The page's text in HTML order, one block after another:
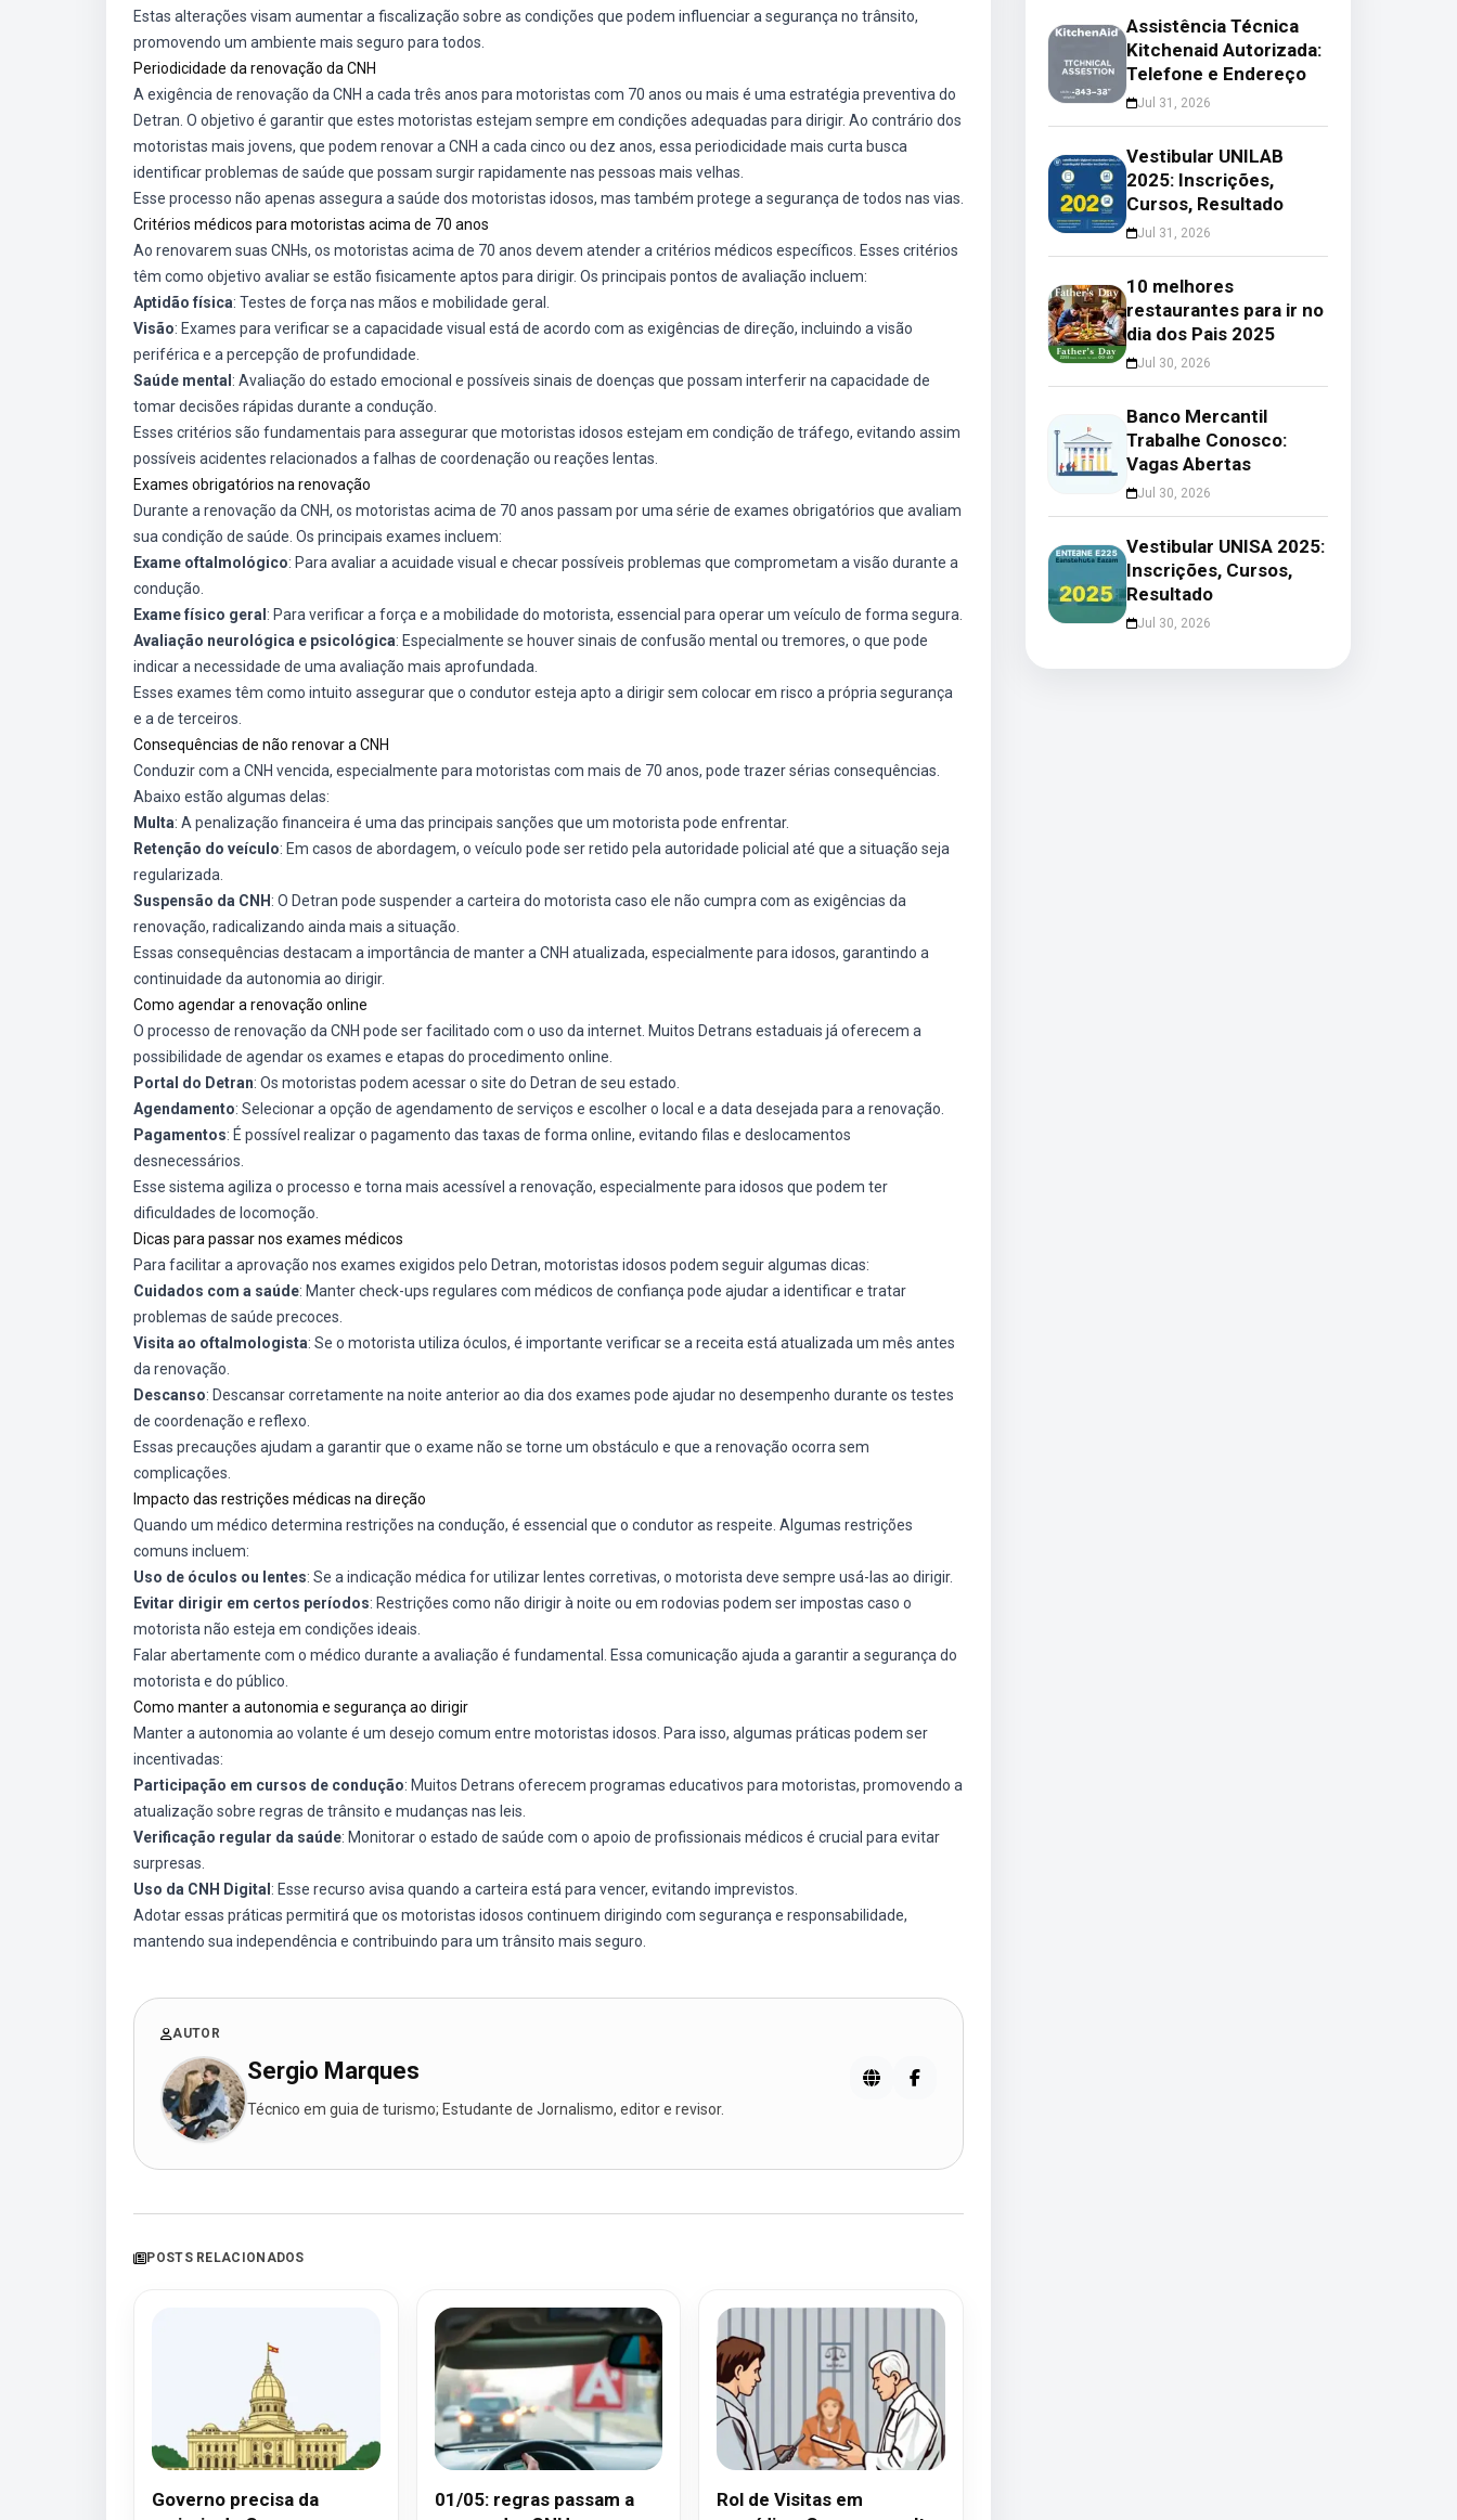
Estas alterações visam aumentar a fiscalização sobre as condições que podem influenciar a segurança no trânsito,
promovendo um ambiente mais seguro para todos.
Periodicidade da renovação da CNH
A exigência de renovação da CNH a cada três anos para motoristas com 70 anos ou mais é uma estratégia preventiva do
Detran. O objetivo é garantir que estes motoristas estejam sempre em condições adequadas para dirigir. Ao contrário dos
motoristas mais jovens, que podem renovar a CNH a cada cinco ou dez anos, essa periodicidade mais curta busca
identificar problemas de saúde que possam surgir rapidamente nas pessoas mais velhas.
Esse processo não apenas assegura a saúde dos motoristas idosos, mas também protege a segurança de todos nas vias.
Critérios médicos para motoristas acima de 70 anos
Ao renovarem suas CNHs, os motoristas acima de 70 anos devem atender a critérios médicos específicos. Esses critérios
têm como objetivo avaliar se estão fisicamente aptos para dirigir. Os principais pontos de avaliação incluem:
Aptidão física: Testes de força nas mãos e mobilidade geral.
Visão: Exames para verificar se a capacidade visual está de acordo com as exigências de direção, incluindo a visão
periférica e a percepção de profundidade.
Saúde mental : Avaliação do estado emocional e possíveis sinais de doenças que possam interferir na capacidade de
tomar decisões rápidas durante a condução.
Esses critérios são fundamentais para assegurar que motoristas idosos estejam em condição de tráfego, evitando assim
possíveis acidentes relacionados a falhas de coordenação ou reações lentas.
Exames obrigatórios na renovação
Durante a renovação da CNH, os motoristas acima de 70 anos passam por uma série de exames obrigatórios que avaliam
sua condição de saúde. Os principais exames incluem:
Exame oftalmológico: Para avaliar a acuidade visual e checar possíveis problemas que comprometam a visão durante a
condução.
Exame físico geral : Para verificar a força e a mobilidade do motorista, essencial para operar um veículo de forma segura.
Avaliação neurológica e psicológica: Especialmente se houver sinais de confusão mental ou tremores, o que pode
indicar a necessidade de uma avaliação mais aprofundada.
Esses exames têm como intuito assegurar que o condutor esteja apto a dirigir sem colocar em risco a própria segurança
e a de terceiros.
Consequências de não renovar a CNH
Conduzir com a CNH vencida, especialmente para motoristas com mais de 70 anos, pode trazer sérias consequências.
Abaixo estão algumas delas:
Multa: A penalização financeira é uma das principais sanções que um motorista pode enfrentar.
Retenção do veículo: Em casos de abordagem, o veículo pode ser retido pela autoridade policial até que a situação seja
regularizada.
Suspensão da CNH : O Detran pode suspender a carteira do motorista caso ele não cumpra com as exigências da
renovação, radicalizando ainda mais a situação.
Essas consequências destacam a importância de manter a CNH atualizada, especialmente para idosos, garantindo a
continuidade da autonomia ao dirigir.
Como agendar a renovação online
O processo de renovação da CNH pode ser facilitado com o uso da internet. Muitos Detrans estaduais já oferecem a
possibilidade de agendar os exames e etapas do procedimento online.
Portal do Detran: Os motoristas podem acessar o site do Detran de seu estado.
Agendamento: Selecionar a opção de agendamento de serviços e escolher o local e a data desejada para a renovação.
Pagamentos: É possível realizar o pagamento das taxas de forma online, evitando filas e deslocamentos
desnecessários.
Esse sistema agiliza o processo e torna mais acessível a renovação, especialmente para idosos que podem ter
dificuldades de locomoção.
Dicas para passar nos exames médicos
Para facilitar a aprovação nos exames exigidos pelo Detran, motoristas idosos podem seguir algumas dicas:
Cuidados com a saúde: Manter check-ups regulares com médicos de confiança pode ajudar a identificar e tratar
problemas de saúde precoces.
Visita ao oftalmologista: Se o motorista utiliza óculos, é importante verificar se a receita está atualizada um mês antes
da renovação.
Descanso: Descansar corretamente na noite anterior ao dia dos exames pode ajudar no desempenho durante os testes
de coordenação e reflexo.
Essas precauções ajudam a garantir que o exame não se torne um obstáculo e que a renovação ocorra sem
complicações.
Impacto das restrições médicas na direção
Quando um médico determina restrições na condução, é essencial que o condutor as respeite. Algumas restrições
comuns incluem:
Uso de óculos ou lentes: Se a indicação médica for utilizar lentes corretivas, o motorista deve sempre usá-las ao dirigir.
Evitar dirigir em certos períodos: Restrições como não dirigir à noite ou em rodovias podem ser impostas caso o
motorista não esteja em condições ideais.
Falar abertamente com o médico durante a avaliação é fundamental. Essa comunicação ajuda a garantir a segurança do
motorista e do público.
Como manter a autonomia e segurança ao dirigir
Manter a autonomia ao volante é um desejo comum entre motoristas idosos. Para isso, algumas práticas podem ser
incentivadas:
Participação em cursos de condução: Muitos Detrans oferecem programas educativos para motoristas, promovendo a
atualização sobre regras de trânsito e mudanças nas leis.
Verificação regular da saúde: Monitorar o estado de saúde com o apoio de profissionais médicos é crucial para evitar
surpresas.
Uso da CNH Digital : Esse recurso avisa quando a carteira está para vencer, evitando imprevistos.
Adotar essas práticas permitirá que os motoristas idosos continuem dirigindo com segurança e responsabilidade,
mantendo sua independência e contribuindo para um trânsito mais seguro.
AUTOR
Sergio Marques
Técnico em guia de turismo; Estudante de Jornalismo, editor e revisor.
POSTS RELACIONADOS
Governo precisa da
01/05: regras passam a
Rol de Visitas em
Assistência Técnica
Kitchenaid Autorizada:
Telefone e Endereço
Jul 31, 2026
Vestibular UNILAB
2025: Inscrições,
Cursos, Resultado
Jul 31, 2026
10 melhores
restaurantes para ir no
dia dos Pais 2025
Jul 30, 2026
Banco Mercantil
Trabalhe Conosco:
Vagas Abertas
Jul 30, 2026
Vestibular UNISA 2025:
Inscrições, Cursos,
Resultado
Jul 30, 2026